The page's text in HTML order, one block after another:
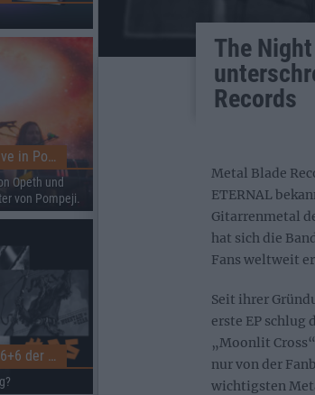
The
Records
Metal Blade
ETERNAL
Gitarrenmetal
hat sich die
Fans weltweit
Seit ihrer
erste EP
„Moonlit
nur von der
wichtigsten
Opeth & Blood Incantation live in Pompeji
Opeth und
von Pompeji.
Black Listed Friday – Die 6+6+6 der Woche